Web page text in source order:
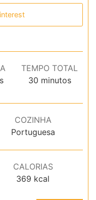
TEMPO TOTAL
30minutos
minutos
COZINHA
Portuguesa
CALORIAS
369 kcal